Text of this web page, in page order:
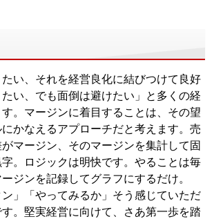
たい、それを経営良化に結びつけて良好
い、でも面倒は避けたい」と多くの経
。マージンに着目することは、その望
かなえるアプローチだと考えます。売
マージン、そのマージンを集計して固
。ロジックは明快です。やることは毎
ジンを記録してグラフにするだけ。
ン」「やってみるか」そう感じていただ
。堅実経営に向けて、さあ第一歩を踏